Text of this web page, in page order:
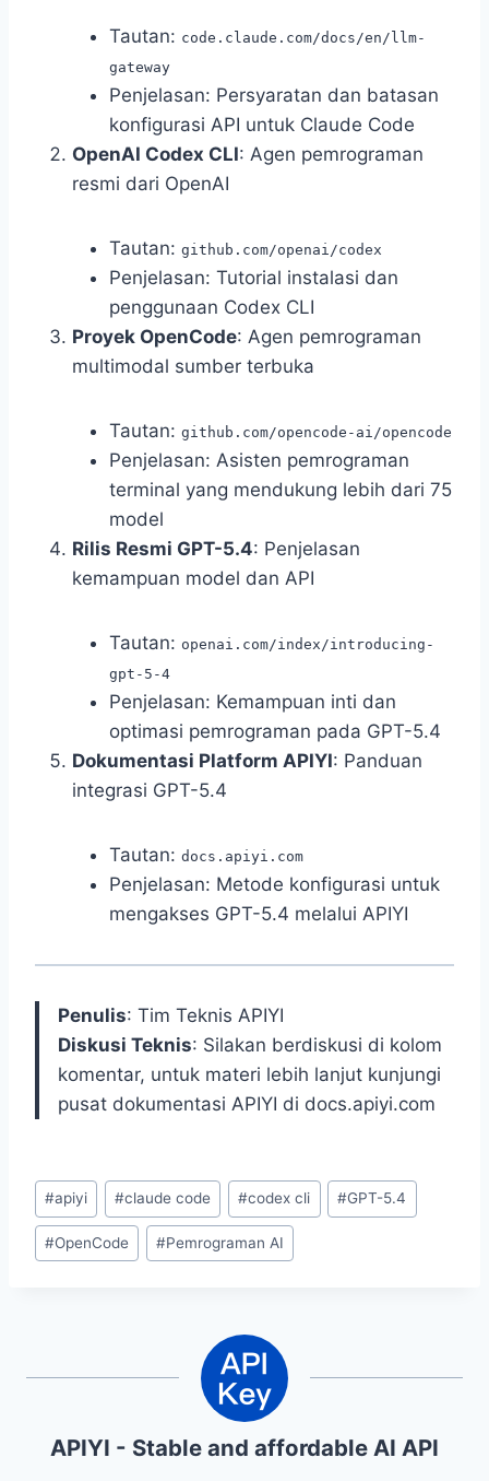
Tautan: code.claude.com/docs/en/llm-
gateway
Penjelasan: Persyaratan dan batasan
konfigurasi API untuk Claude Code
OpenAI Codex CLI: Agen pemrograman
resmi dari OpenAI
Tautan: github.com/openai/codex
Penjelasan: Tutorial instalasi dan
penggunaan Codex CLI
Proyek OpenCode: Agen pemrograman
multimodal sumber terbuka
Tautan: github.com/opencode-ai/opencode
Penjelasan: Asisten pemrograman
terminal yang mendukung lebih dari 75
model
Rilis Resmi GPT-5.4: Penjelasan
kemampuan model dan API
Tautan: openai.com/index/introducing-
gpt-5-4
Penjelasan: Kemampuan inti dan
optimasi pemrograman pada GPT-5.4
Dokumentasi Platform APIYI: Panduan
integrasi GPT-5.4
Tautan: docs.apiyi.com
Penjelasan: Metode konfigurasi untuk
mengakses GPT-5.4 melalui APIYI
Penulis: Tim Teknis APIYI
Diskusi Teknis: Silakan berdiskusi di kolom
komentar, untuk materi lebih lanjut kunjungi
pusat dokumentasi APIYI di docs.apiyi.com
Post
Tags:
#apiyi #claude code #codex cli #GPT-5.4
#OpenCode #Pemrograman AI
APIYI - Stable and affordable AI API